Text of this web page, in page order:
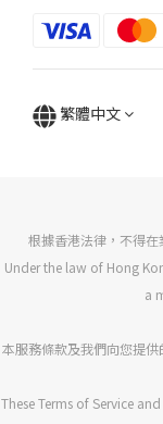
繁體中文
根據香港法律，不得
Under the law of Hong
a
本服務條款及我們向您提
These Terms of Service